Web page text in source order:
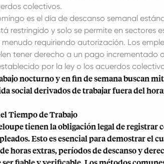
colectivos.
es el día de descanso semanal
restringido y solo se permite en sectores
requiriendo autorización. Los
tener derecho a un pago incrementado
por la ley o los acuerdos
nocturno y en fin de semana buscan
social derivados de trabajar fuera del
Tiempo de Trabajo
tienen la obligación legal de registrar
Esto es esencial para demostrar el
horas extras, períodos de descanso y